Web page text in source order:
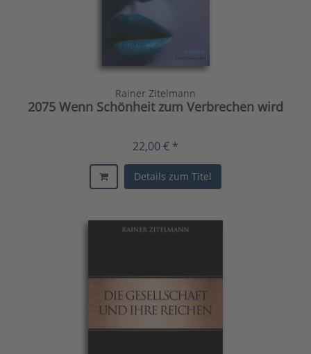
Rainer Zitelmann
2075 Wenn Schönheit zum Verbrechen wird
22,00 € *
Details zum Titel